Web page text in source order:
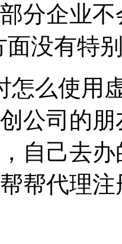
分企业
没有特
怎么使用
公司的
自己去
帮代理